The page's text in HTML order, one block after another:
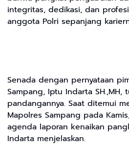
integritas, dedikasi, dan
anggota Polri sepanjang
Senada dengan pernyataan
Sampang, Iptu Indarta SH.,MH,
pandangannya. Saat ditemui
Mapolres Sampang pada
agenda laporan kenaikan
Indarta menjelaskan.